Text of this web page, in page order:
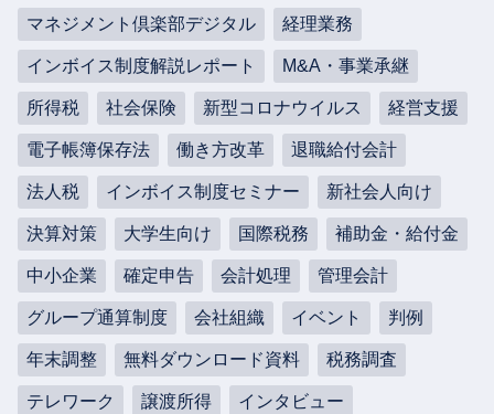
マネジメント倶楽部デジタル 経理業務
インボイス制度解説レポート M&A・事業承継
所得税 社会保険 新型コロナウイルス 経営支援
電子帳簿保存法 働き方改革 退職給付会計
法人税 インボイス制度セミナー 新社会人向け
決算対策 大学生向け 国際税務 補助金・給付金
中小企業 確定申告 会計処理 管理会計
グループ通算制度 会社組織 イベント 判例
年末調整 無料ダウンロード資料 税務調査
テレワーク 譲渡所得 インタビュー